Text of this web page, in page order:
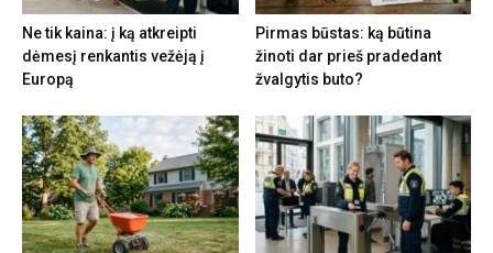
Ne tik kaina: į ką atkreipti
dėmesį renkantis vežėją į
Europą
Pirmas būstas: ką būtina
žinoti dar prieš pradedant
žvalgytis buto?